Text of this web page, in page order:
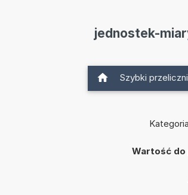
jednostek-
Szybki
Wartość